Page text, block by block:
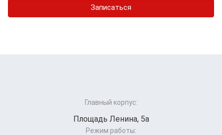
Записаться
Главный корпус:
Площадь Ленина, 5а
Режим работы: